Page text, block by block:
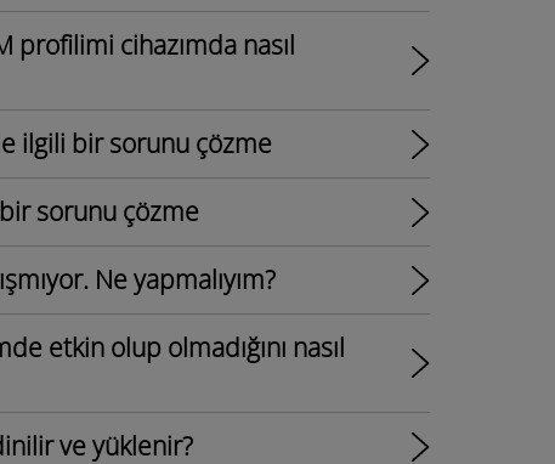
profilimi cihazımda nasıl
ilgili bir sorunu çözme
sorunu çözme
Ne yapmalıyım?
etkin olup olmadığını nasıl
ve yüklenir?